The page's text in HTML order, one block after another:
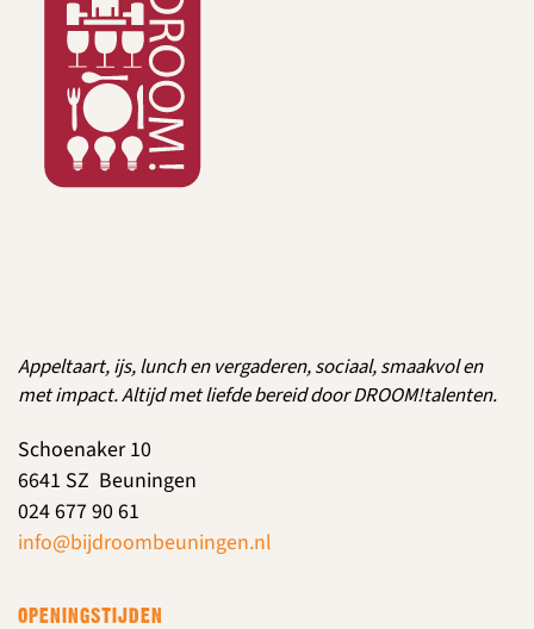
Appeltaart, ijs, lunch en vergaderen, sociaal, smaakvol en
met impact. Altijd met liefde bereid door DROOM!talenten.
Schoenaker 10
6641 SZ Beuningen
024 677 90 61
info@bijdroombeuningen.nl
OPENINGSTIJDEN